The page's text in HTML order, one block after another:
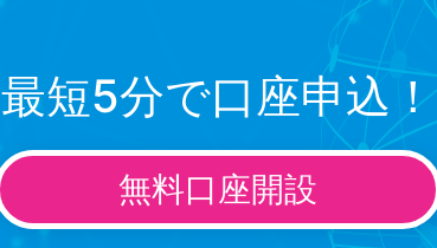
最短5分で口座申込！
無料口座開設